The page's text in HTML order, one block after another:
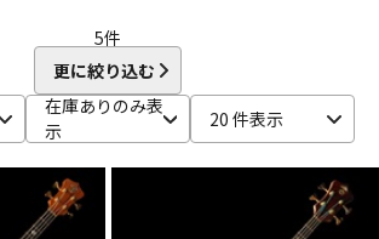
ウクレレ
5件
更に絞り込む
在庫ありのみ表
示
20 件表示